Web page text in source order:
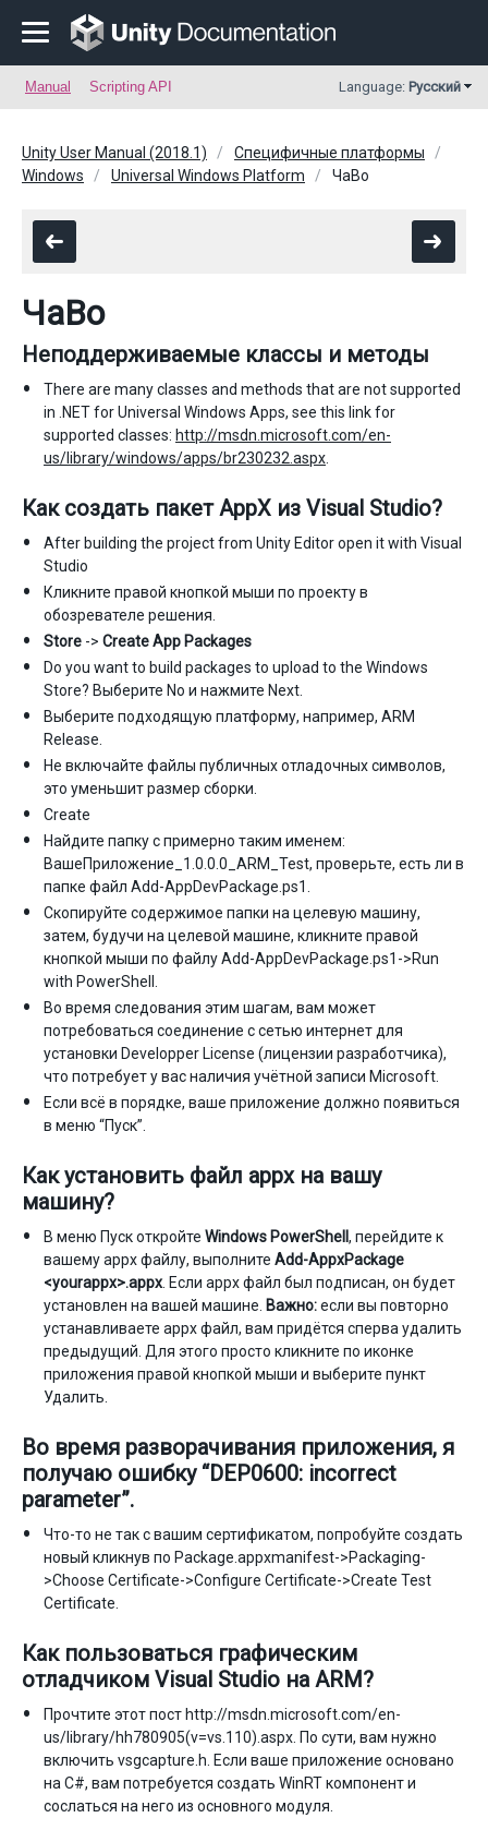
Manual Scripting API Language: Русский
Unity User Manual (2018.1)
Специфичные платформы
Windows
Universal Windows Platform ЧаВо
ЧаВо
Неподдерживаемые классы и методы
There are many classes and methods that are not supported
in .NET for Universal Windows Apps, see this link for
supported classes: http://msdn.microsoft.com/en-
us/library/windows/apps/br230232.aspx
Как создать пакет AppX из Visual Studio?
After building the project from Unity Editor open it with Visual
Studio
Кликните правой кнопкой мыши по проекту в
обозревателе решения.
Store -> Create App Packages
Do you want to build packages to upload to the Windows
Store? Выберите No и нажмите Next.
Выберите подходящую платформу, например, ARM
Release.
Не включайте файлы публичных отладочных символов,
это уменьшит размер сборки.
Create
Найдите папку с примерно таким именем:
ВашеПриложение_1.0.0.0_ARM_Test, проверьте, есть ли в
папке файл Add-AppDevPackage.ps1.
Скопируйте содержимое папки на целевую машину,
затем, будучи на целевой машине, кликните правой
кнопкой мыши по файлу Add-AppDevPackage.ps1->Run
with PowerShell.
Во время следования этим шагам, вам может
потребоваться соединение с сетью интернет для
установки Developper License (лицензии разработчика),
что потребует у вас наличия учётной записи Microsoft.
Если всё в порядке, ваше приложение должно появиться
в меню “Пуск”.
Как установить файл appx на вашу
машину?
В меню Пуск откройте Windows PowerShell , перейдите к
вашему appx файлу, выполните Add-AppxPackage
<yourappx>.appx . Если appx файл был подписан, он будет
установлен на вашей машине. Важно:если вы повторно
устанавливаете appx файл, вам придётся сперва удалить
предыдущий. Для этого просто кликните по иконке
приложения правой кнопкой мыши и выберите пункт
Удалить.
Во время разворачивания приложения, я
получаю ошибку “DEP0600: incorrect
parameter”.
Что-то не так с вашим сертификатом, попробуйте создать
новый кликнув по Package.appxmanifest->Packaging-
>Choose Certificate->Configure Certificate->Create Test
Certificate.
Как пользоваться графическим
отладчиком Visual Studio на ARM?
Прочтите этот пост http://msdn.microsoft.com/en-
us/library/hh780905(v=vs.110).aspx. По сути, вам нужно
включить vsgcapture.h. Если ваше приложение основано
на C#, вам потребуется создать WinRT компонент и
сослаться на него из основного модуля.